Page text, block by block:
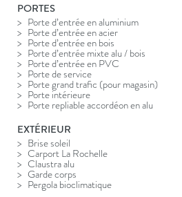
PORTES
Porte d’entrée en aluminium
Porte d’entrée en acier
Porte d’entrée en bois
Porte d’entrée mixte alu / bois
Porte d’entrée en PVC
Porte de service
Porte grand trafic (pour magasin)
Porte intérieure
Porte repliable accordéon en alu
EXTÉRIEUR
Brise soleil
Carport La Rochelle
Claustra alu
Garde corps
Pergola bioclimatique